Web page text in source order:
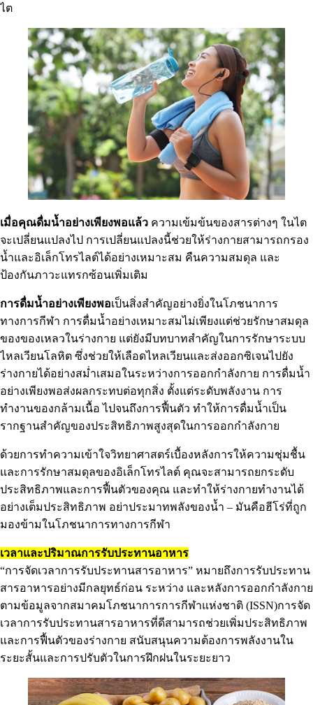
ไต
เมื่อคุณดื่มน้ำอย่างเพียงพอแล้ว ความเข้มข้นของสารต่างๆ ในไต
จะเปลี่ยนแปลงไป การเปลี่ยนแปลงนี้ช่วยให้ร่างกายสามารถกรอง
น้ำและอิเล็กโทรไลต์ได้อย่างเหมาะสม คืนความสมดุล และ
ป้องกันภาวะแทรกซ้อนเพิ่มเติม
การดื่มน้ำอย่างเพียงพอเป็นสิ่งสำคัญอย่างยิ่งในโภชนาการ
ทางการกีฬา การดื่มน้ำอย่างเหมาะสมไม่เพียงแต่ช่วยรักษาสมดุล
ของของเหลวในร่างกาย แต่ยังมีบทบาทสำคัญในการรักษาระบบ
ไหลเวียนโลหิต ซึ่งช่วยให้เลือดไหลเวียนและส่งออกซิเจนไปยัง
ร่างกายได้อย่างสม่ำเสมอในระหว่างการออกกำลังกาย การดื่มน้ำ
อย่างเพียงพอส่งผลกระทบต่อทุกสิ่ง ตั้งแต่ระดับพลังงาน การ
ทำงานของกล้ามเนื้อ ไปจนถึงการฟื้นตัว ทำให้การดื่มน้ำเป็น
รากฐานสำคัญของประสิทธิภาพสูงสุดในการออกกำลังกาย
ด้วยการทำความเข้าใจวิทยาศาสตร์เบื้องหลังการให้ความชุ่มชื้น
และการรักษาสมดุลของอิเล็กโทรไลต์ คุณจะสามารถยกระดับ
ประสิทธิภาพและการฟื้นตัวของคุณ และทำให้ร่างกายทำงานได้
อย่างเต็มประสิทธิภาพ อย่าประมาทพลังของน้ำ – มันคือฮีโร่ที่ถูก
มองข้ามในโภชนาการทางการกีฬา
เวลาและปริมาณการรับประทานอาหาร
“การจัดเวลาการรับประทานสารอาหาร” หมายถึงการรับประทาน
สารอาหารอย่างมีกลยุทธ์ก่อน ระหว่าง และหลังการออกกำลังกาย
ตามข้อมูลจากสมาคมโภชนาการการกีฬาแห่งชาติ (ISSN)การจัด
เวลาการรับประทานสารอาหารที่ดีสามารถช่วยเพิ่มประสิทธิภาพ
และการฟื้นตัวของร่างกาย สนับสนุนความต้องการพลังงานใน
ระยะสั้นและการปรับตัวในการฝึกฝนในระยะยาว